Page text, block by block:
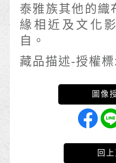
泰雅族其他的織
緣相近及文化
自。
藏品描述-授權標
回上